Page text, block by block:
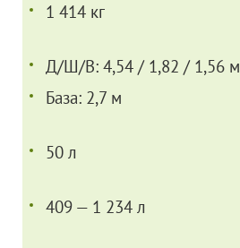
1 414 кг
Д/Ш/В: 4,54 / 1,82 / 1,56 м
База: 2,7 м
50 л
409 — 1 234 л